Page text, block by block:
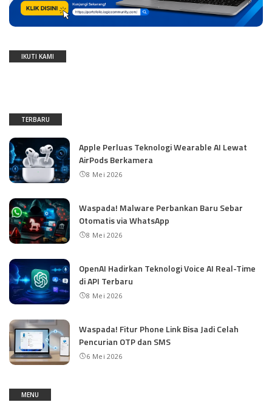
IKUTI KAMI
TERBARU
Apple Perluas Teknologi Wearable AI Lewat
AirPods Berkamera
8 Mei 2026
Waspada! Malware Perbankan Baru Sebar
Otomatis via WhatsApp
8 Mei 2026
OpenAI Hadirkan Teknologi Voice AI Real-Time
di API Terbaru
8 Mei 2026
Waspada! Fitur Phone Link Bisa Jadi Celah
Pencurian OTP dan SMS
6 Mei 2026
MENU